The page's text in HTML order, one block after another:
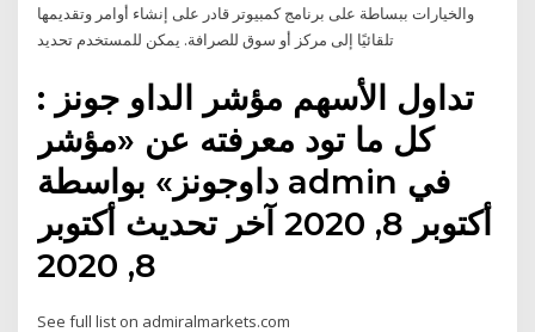
والخيارات ببساطة على برنامج كمبيوتر قادر على إنشاء أوامر وتقديمها
تداول الأسهم مؤشر الداو جونز :
كل ما تود معرفته عن «مؤشر
داوجونز» بواسطة admin في
أكتوبر 8, 2020 آخر تحديث أكتوبر
8, 2020
See full list on admiralmarkets.com